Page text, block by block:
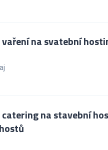
na svatební
na stavební